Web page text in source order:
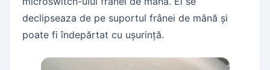
declipseaza de pe suportul frânei de mână și
poate fi îndepărtat cu ușurință.